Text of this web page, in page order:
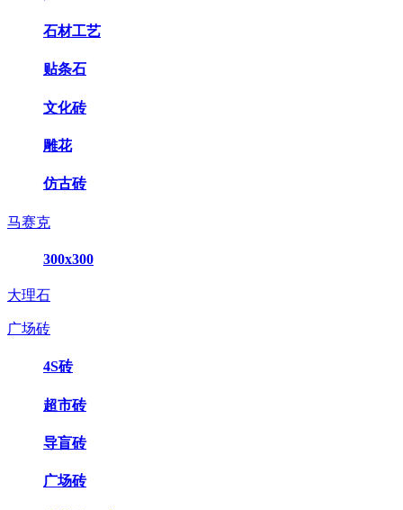
石材工艺
贴条石
文化砖
雕花
仿古砖
马赛克
300x300
大理石
广场砖
4S砖
超市砖
导盲砖
广场砖